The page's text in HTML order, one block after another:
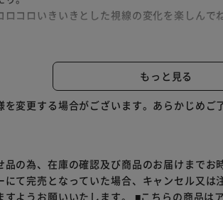
コロいきいきとした視線の変化を楽しんでね
とした清涼感があり、お菓子や飲み物、肉料
リー】
れているバラ科イチゴ属の多年草。
もっと見る
変更する場合がございます。あらかじめご
の為、在庫の確認及び商品のお届けまでお
にて完売となっていた場合、キャンセル又は
ようお願いいたします。 ■こちらの商品は